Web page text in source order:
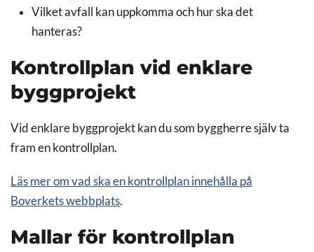
Vilket avfall kan uppkomma och hur ska det
hanteras?
Kontrollplan vid enklare
byggprojekt
Vid enklare byggprojekt kan du som byggherre själv ta
fram en kontrollplan.
Läs mer om vad ska en kontrollplan innehålla på
Boverkets webbplats.
Mallar för kontrollplan